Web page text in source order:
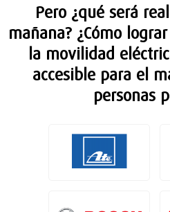
Pero ¿qué será
mañana? ¿Cómo
la movilidad
accesible para el
personas